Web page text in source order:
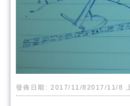
發佈日期: 2017/11/82017/11/8